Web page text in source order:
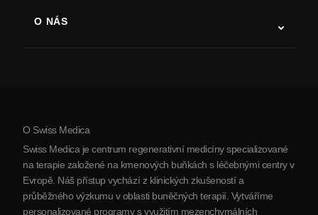
Parkinsonova choroba
Artritida
O NÁS
O Srbsku
Partnerství
Kontaktujte nás
O Swiss Medica
Swiss Medica je centrum regenerativní medicíny specializované
na terapie založené na kmenových buňkách s léčebnými centry v
Evropě. Náš přístup vychází z klinických zkušeností a
průběžného výzkumu v oblasti buněčných terapií. Vytváříme
personalizované programy s využitím mezenchymálních